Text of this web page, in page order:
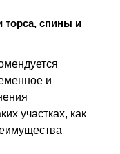
торса, спины и
и
участках, как